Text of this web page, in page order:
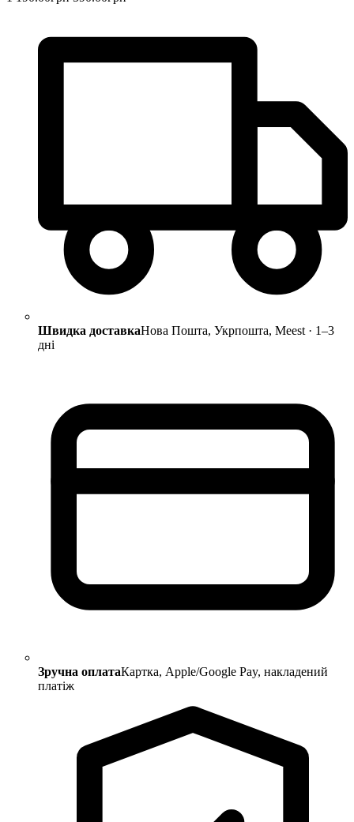
Швидка доставкаНова Пошта, Укрпошта, Meest · 1–3
дні
Зручна оплатаКартка, Apple/Google Pay, накладений
платіж